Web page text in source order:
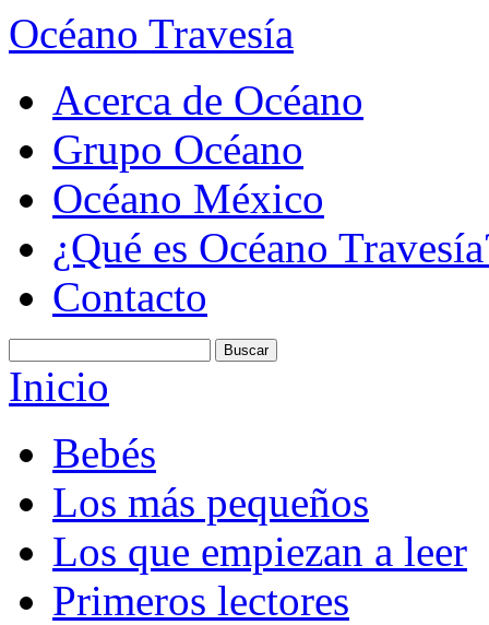
Océano Travesía
Acerca de Océano
Grupo Océano
Océano México
¿Qué es Océano
Contacto
Inicio
Bebés
Los más pequeños
Los que empiezan a leer
Primeros lectores